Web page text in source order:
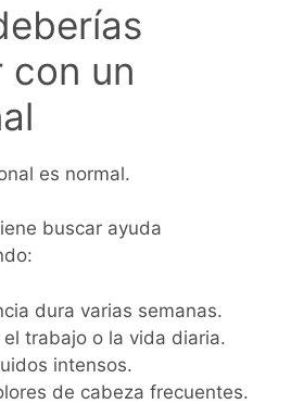
con un
es normal.
buscar ayuda
dura varias semanas.
trabajo o la vida diaria.
intensos.
de cabeza frecuentes.